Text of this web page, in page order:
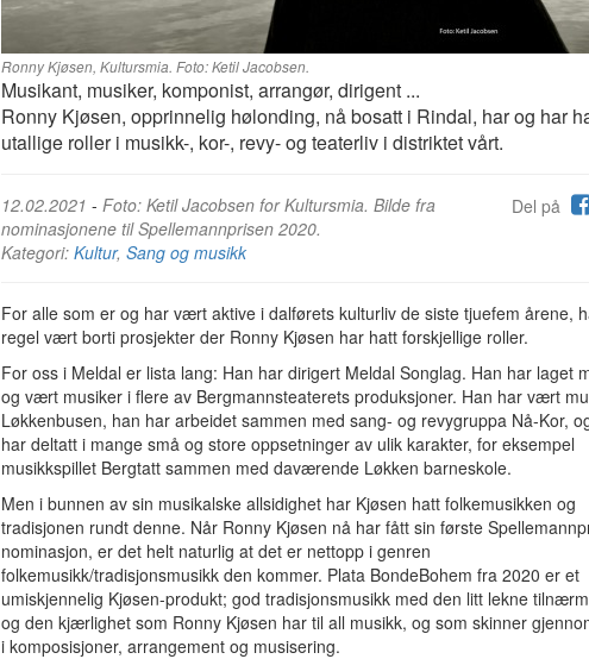
Ronny Kjøsen, Kultursmia. Foto: Ketil Jacobsen.
Musikant, musiker, komponist, arrangør, dirigent ...
Ronny Kjøsen, opprinnelig hølonding, nå bosatt i Rindal, har og har
utallige roller i musikk-, kor-, revy- og teaterliv i distriktet vårt.
Del på
12.02.2021 - Foto: Ketil Jacobsen for Kultursmia. Bilde fra
nominasjonene til Spellemannprisen 2020.
Kategori: Kultur, Sang og musikk
For alle som er og har vært aktive i dalførets kulturliv de siste tjuefem årene,
regel vært borti prosjekter der Ronny Kjøsen har hatt forskjellige roller.
For oss i Meldal er lista lang: Han har dirigert Meldal Songlag. Han har laget
og vært musiker i flere av Bergmannsteaterets produksjoner. Han har vært
Løkkenbusen, han har arbeidet sammen med sang- og revygruppa Nå-Kor,
har deltatt i mange små og store oppsetninger av ulik karakter, for eksempel
musikkspillet Bergtatt sammen med daværende Løkken barneskole.
Men i bunnen av sin musikalske allsidighet har Kjøsen hatt folkemusikken og
tradisjonen rundt denne. Når Ronny Kjøsen nå har fått sin første
nominasjon, er det helt naturlig at det er nettopp i genren
folkemusikk/tradisjonsmusikk den kommer. Plata BondeBohem fra 2020 er et
umiskjennelig Kjøsen-produkt; god tradisjonsmusikk med den litt lekne
og den kjærlighet som Ronny Kjøsen har til all musikk, og som skinner
i komposisjoner, arrangement og musisering.